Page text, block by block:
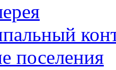
поселения